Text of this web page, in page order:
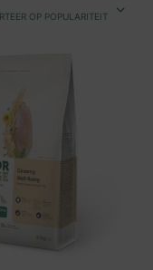
OP POPULARITEIT